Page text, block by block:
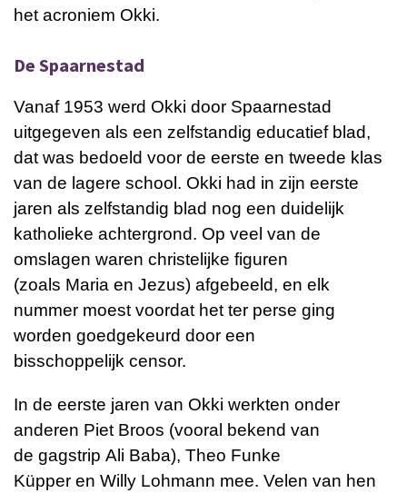
het acroniem Okki.
De Spaarnestad
Vanaf 1953 werd Okki door Spaarnestad
uitgegeven als een zelfstandig educatief blad,
dat was bedoeld voor de eerste en tweede klas
van de lagere school . Okki had in zijn eerste
jaren als zelfstandig blad nog een duidelijk
katholieke achtergrond. Op veel van de
omslagen waren christelijke figuren
(zoals Maria en Jezus) afgebeeld, en elk
nummer moest voordat het ter perse ging
worden goedgekeurd door een
bisschoppelijk censor.
In de eerste jaren van Okki werkten onder
anderen Piet Broos (vooral bekend van
de gagstrip Ali Baba), Theo Funke
Küpper en Willy Lohmann mee. Velen van hen